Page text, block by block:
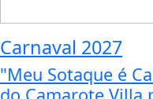
Carnaval 2027
"Meu Sotaque é